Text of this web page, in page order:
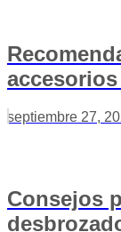
septiembre 27,
Consejos